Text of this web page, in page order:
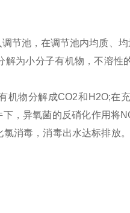
节池，在调节池内均质、
为小分子有机物，不溶性
物分解成CO2和H2O;在
，异氧菌的反硝化作用将
消毒，消毒出水达标排放